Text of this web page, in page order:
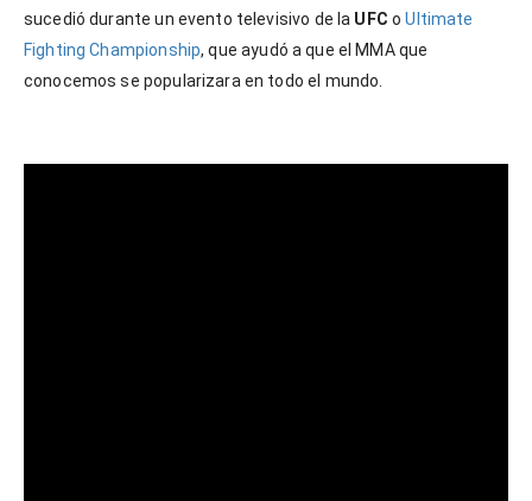
sucedió durante un evento televisivo de la UFC oUltimate
Fighting Championship, que ayudó a que el MMA que
conocemos se popularizara en todo el mundo.